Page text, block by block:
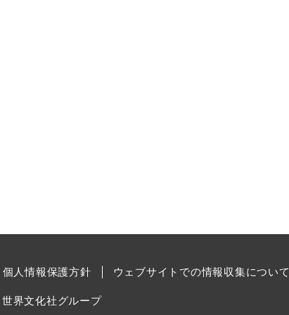
個人情報保護方針 ウェブサイトでの情報収集について
世界文化社グループ